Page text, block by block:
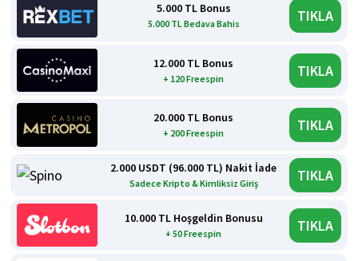
5.000 TL Bonus
5.000 TL Bedava Bahis TIKLA
12.000 TL Bonus
+ 120 Freespin TIKLA
20.000 TL Bonus
+ 200 Freespin TIKLA
2.000 USDT (96.000 TL) Nakit İade
Sadece Kripto & Kimliksiz Giriş TIKLA
10.000 TL Hoşgeldin Bonusu
+ 50 Freespin TIKLA